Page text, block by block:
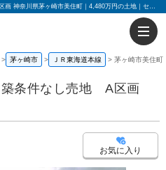
茅ヶ崎市美住町 建築条件なし売地 A区画 全2区画 神奈川県茅ヶ崎市美住町｜4,480万円の土地｜センチュリー21富士ハウジング
茅ヶ崎市 ＪＲ東海道本線 茅ヶ崎市美住
条件なし売地 A区画
お気に入り